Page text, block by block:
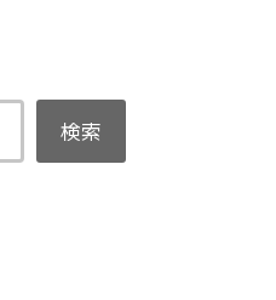
検索